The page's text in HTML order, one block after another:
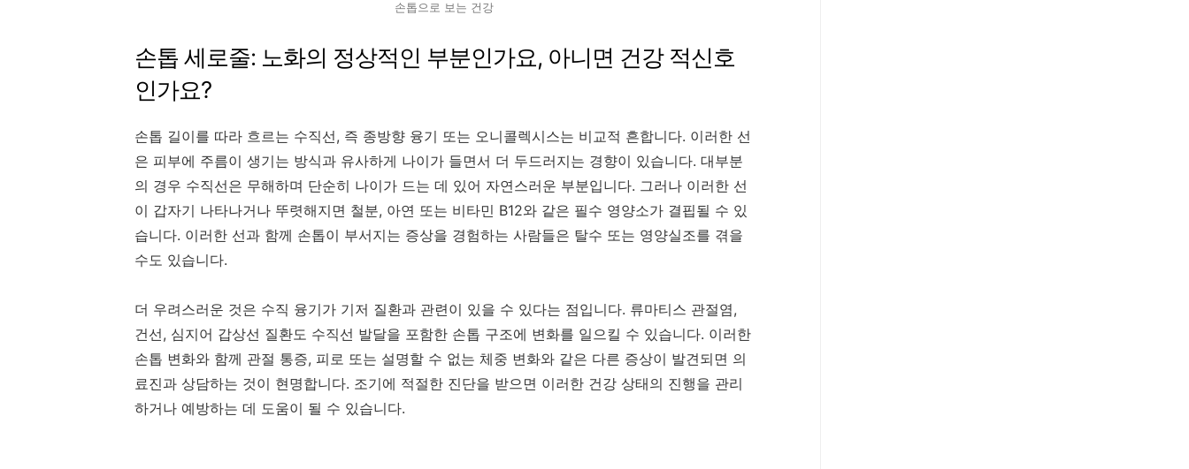
손톱으로 보는 건강
손톱 세로줄: 노화의 정상적인 부분인가요, 아니면 건강 적신호
인가요?
손톱 길이를 따라 흐르는 수직선, 즉 종방향 융기 또는 오니콜렉시스는 비교적 흔합니다. 이러한 선
은 피부에 주름이 생기는 방식과 유사하게 나이가 들면서 더 두드러지는 경향이 있습니다. 대부분
의 경우 수직선은 무해하며 단순히 나이가 드는 데 있어 자연스러운 부분입니다. 그러나 이러한 선
이 갑자기 나타나거나 뚜렷해지면 철분, 아연 또는 비타민 B12와 같은 필수 영양소가 결핍될 수 있
습니다. 이러한 선과 함께 손톱이 부서지는 증상을 경험하는 사람들은 탈수 또는 영양실조를 겪을
수도 있습니다.
더 우려스러운 것은 수직 융기가 기저 질환과 관련이 있을 수 있다는 점입니다. 류마티스 관절염,
건선, 심지어 갑상선 질환도 수직선 발달을 포함한 손톱 구조에 변화를 일으킬 수 있습니다. 이러한
손톱 변화와 함께 관절 통증, 피로 또는 설명할 수 없는 체중 변화와 같은 다른 증상이 발견되면 의
료진과 상담하는 것이 현명합니다. 조기에 적절한 진단을 받으면 이러한 건강 상태의 진행을 관리
하거나 예방하는 데 도움이 될 수 있습니다.